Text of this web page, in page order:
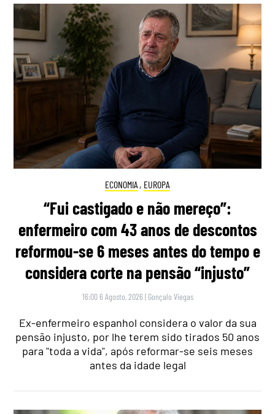
ECONOMIA , EUROPA
“Fui castigado e não mereço”:
enfermeiro com 43 anos de descontos
reformou-se 6 meses antes do tempo e
considera corte na pensão “injusto”
16:00 6 Agosto, 2026 | Gonçalo Viegas
Ex-enfermeiro espanhol considera o valor da sua
pensão injusto, por lhe terem sido tirados 50 anos
para "toda a vida", após reformar-se seis meses
antes da idade legal